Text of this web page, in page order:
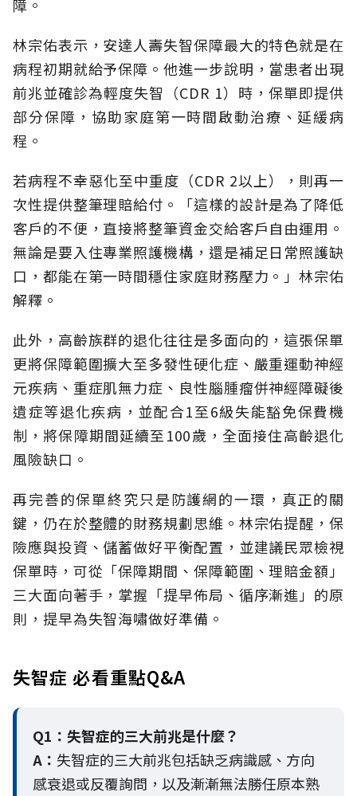
障。
林宗佑表示，安達人壽失智保障最大的特色就是在
病程初期就給予保障。他進一步說明，當患者出現
前兆並確診為輕度失智（CDR 1）時，保單即提供
部分保障，協助家庭第一時間啟動治療、延緩病
程。
若病程不幸惡化至中重度（CDR 2以上），則再一
次性提供整筆理賠給付。「這樣的設計是為了降低
客戶的不便，直接將整筆資金交給客戶自由運用。
無論是要入住專業照護機構，還是補足日常照護缺
口，都能在第一時間穩住家庭財務壓力。」林宗佑
解釋。
此外，高齡族群的退化往往是多面向的，這張保單
更將保障範圍擴大至多發性硬化症、嚴重運動神經
元疾病、重症肌無力症、良性腦腫瘤併神經障礙後
遺症等退化疾病，並配合1至6級失能豁免保費機
制，將保障期間延續至100歲，全面接住高齡退化
風險缺口。
再完善的保單終究只是防護網的一環，真正的關
鍵，仍在於整體的財務規劃思維。 林宗佑提醒，保
險應與投資、儲蓄做好平衡配置，並建議民眾檢視
保單時，可從「保障期間、保障範圍、理賠金額」
三大面向著手，掌握「提早佈局、循序漸進」的原
則，提早為失智海嘯做好準備。
失智症 必看重點Q&A
Q1：失智症的三大前兆是什麼？
A： 失智症的三大前兆包括缺乏病識感、方向
感衰退或反覆詢問，以及漸漸無法勝任原本熟